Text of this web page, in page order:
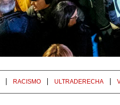
RACISMO ULTRADERECHA